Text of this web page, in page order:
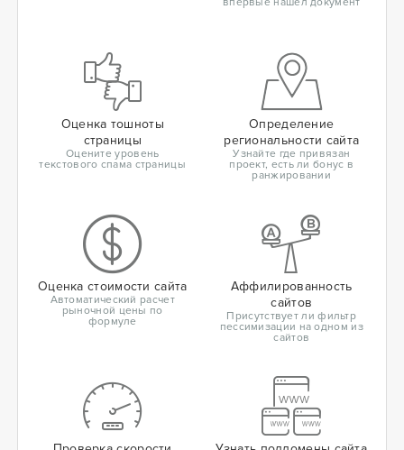
Оценка тошноты
страницы
Оцените уровень
текстового спама страницы
Определение
региональности сайта
Узнайте где привязан
проект, есть ли бонус в
ранжировании
Оценка стоимости сайта
Автоматический расчет
рыночной цены по
формуле
Аффилированность
сайтов
Присутствует ли фильтр
пессимизации на одном из
сайтов